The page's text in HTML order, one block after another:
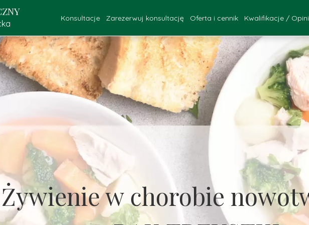
Żywienie w chorobie
Konsultacje
FAQ
Konsultacje - Katowice
Konsultacje - online
Przebieg konsultacji
Zarezerwuj konsultację Oferta i cennik Kwalifikacje /
Kwalifikacje
Opinie